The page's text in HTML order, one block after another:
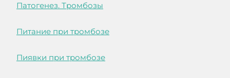
Патогенез. Тромбозы
Питание при тромбозе
Пиявки при тромбозе